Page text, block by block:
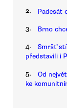
2. Padesát
3. Brno
4.
Smršť
představili i
5.
Od
ke